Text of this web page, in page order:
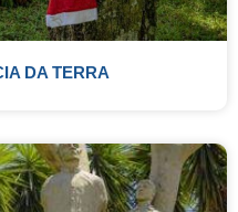
DA TERRA